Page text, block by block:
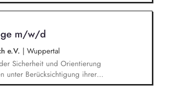
Zusammenhänge erkennen,
Identitätsentwicklung, Selbstwert
Bereichen (Alltag, Schule,
Schulen,
m/w/d
e.V. | Wuppertal
Sicherheit und Orientierung
unter Berücksichtigung ihrer
Zusammenhänge erkennen,